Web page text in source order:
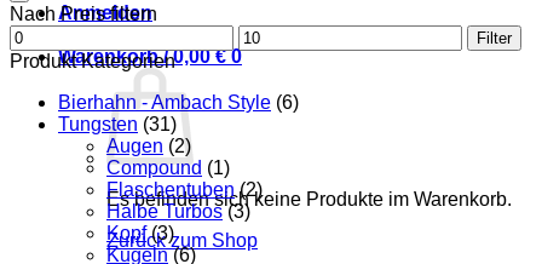
Anmelden
Warenkorb /0,00€ 0
Es befinden sich keine Produkte im Warenkorb.
Zurück zum Shop
Nach Preis filtern
Min.
Preis
Max.
Preis
Filter
Produkt Kategorien
Bierhahn - Ambach Style (6)
Tungsten (31)
Augen (2)
Compound (1)
Flaschentuben (2)
Halbe Turbos (3)
Kopf (3)
Kugeln (6)